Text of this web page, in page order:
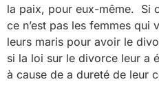
la paix, pour eux-même. Si
ce n’est pas les femmes qui
leurs maris pour avoir le
si la loi sur le divorce leur a
à cause de a dureté de leur